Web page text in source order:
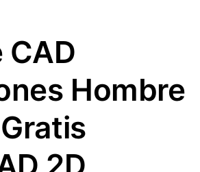
CAD
Hombre
Gratis